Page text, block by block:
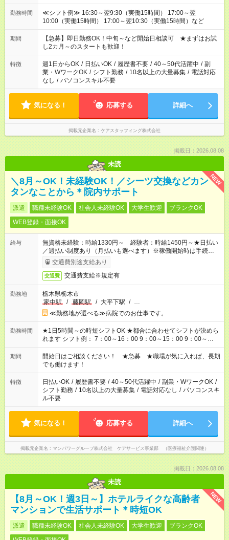
勤務時間
≪シフト例≫ 16:30～翌9:30（実働15時間） 17:00～翌
10:00（実働15時間） 17:00～翌10:30（実働15時間）など
期間
【急募】即日勤務OK！中旬～など開始日相談可 ★まずはお試
し2カ月～のスタートも歓迎！
特徴 週1日からOK / 日払いOK / 履歴書不要 / 40～50代活躍中 / 副
業・WワークOK / シフト勤務 / 10名以上の大量募集 / 電話対応
なし / パソコンスキル不要
気になる！ 応募する 詳細へ
掲載元企業名 ケアスタッフィング株式会社
掲載日：2026.08.08
未読
NEW
＼8月～OK！未経験OK！／シーツ交換などカン
タンなことから＊院内サポート
派遣 職種未経験OK 社会人未経験OK 大学生歓迎
ブランクOK
WEB登録・面接OK
給与
無資格未経験：時給1330円～ 経験者：時給1450円～★日払い
／週払い制度あり（月払いも選べます）※稼働開始時は手続き完
了次第のお支払いとなります。
交通費別途支給あり
交通費 交通費支給※規定有
勤務地
栃木県栃木市
家中駅
/ 藤岡駅 / 大平下駅 / …
≪勤務地が選べる≫病院でのお仕事です。
勤務時間
★1日5時間～の時短シフトOK ★都合に合わせてシフトが決めら
れます シフト例： 7：00～16：00 9：00～15：00 9：00～
18：00 11：00～20：00 など ※Wワークの場合、他のお仕事と
合わせ週40時間超の就業はご案内できません ※法令に基づき、
週20時間以上勤務は社会保険への加入対象となります ※労働者
派遣法（日雇い派遣の原則禁止）により、短時間・短期間の就
業はご案内が難しい場合があります
期間
開始日はご相談ください！ ★急募 ★職場が気に入れば、長期
でも働けます！
特徴 日払いOK / 履歴書不要 / 40～50代活躍中 / 副業・WワークOK /
シフト勤務 / 10名以上の大量募集 / 電話対応なし / パソコンスキ
ル不要
気になる！ 応募する 詳細へ
掲載元企業名 マンパワーグループ株式会社 ケアサービス事業部 （医療福祉介護関連）
掲載日：2026.08.08
未読
NEW
【8月～OK！週3日～】ホテルライクな高齢者
マンションで生活サポート＊時短OK
派遣 職種未経験OK 社会人未経験OK 大学生歓迎
ブランクOK